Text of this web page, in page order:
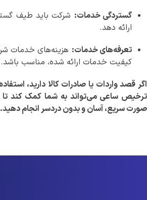
گستردگی خدمات: شرکت باید طیف
ارائه دهد.
تعرفه‌های خدمات: هزینه‌های خدمات
کیفیت خدمات ارائه شده، مناسب باشد.
اگر قصد واردات یا صادرات کالا دارید،
ترخیص ساعی می‌تواند به شما کمک کند تا
صورت سریع، آسان و بدون دردسر انجام دهید.